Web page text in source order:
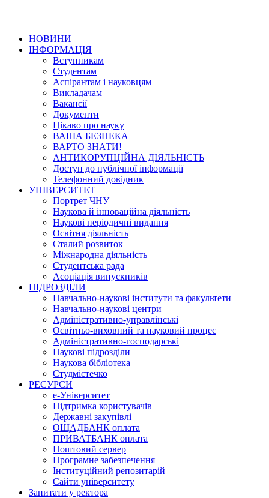
НОВИНИ
ІНФОРМАЦІЯ
Вступникам
Студентам
Аспірантам і науковцям
Викладачам
Вакансії
Документи
Цікаво про науку
ВАША БЕЗПЕКА
ВАРТО ЗНАТИ!
АНТИКОРУПЦІЙНА ДІЯЛЬНІСТЬ
Доступ до публічної інформації
Телефонний довідник
УНІВЕРСИТЕТ
Портрет ЧНУ
Наукова й інноваційна діяльність
Наукові періодичні видання
Освітня діяльність
Сталий розвиток
Міжнародна діяльність
Студентська рада
Асоціація випускників
ПІДРОЗДІЛИ
Навчально-наукові інститути та факультети
Навчально-наукові центри
Адміністративно-управлінські
Освітньо-виховний та науковий процес
Адміністративно-господарські
Наукові підрозділи
Наукова бібліотека
Студмістечко
РЕСУРСИ
е-Університет
Підтримка користувачів
Державні закупівлі
ОЩАДБАНК оплата
ПРИВАТБАНК оплата
Поштовий сервер
Програмне забезпечення
Інституційний репозитарій
Сайти університету
Запитати у ректора